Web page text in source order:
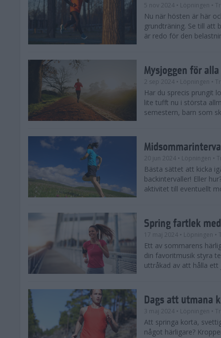
5 nov 2024 • Löpningen •
Nu när hösten är här
grundträning. Se till att
är redo för den
Mysjoggen för
2 sep 2024 • Löpningen •
Har du sprecis prungit
lite tufft nu i största
semestern, barn som
20 jun 2024 • Löpningen •
Bästa sättet att kicka
backintervaller! Eller
aktivitet till eventuellt
Spring fartlek
17 maj 2024 • Löpningen •
Ett av sommarens
din favoritmusik styra
uttråkad av att hålla
Dags att utmana
3 maj 2024 • Löpningen •
Att springa korta,
något härligare?